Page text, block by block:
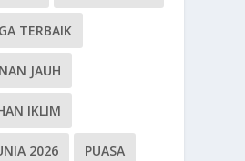
TERBAIK
JAUH
IKLIM
2026 PUASA